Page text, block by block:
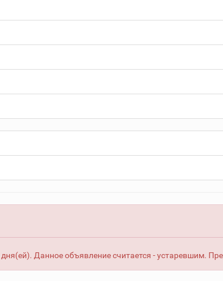
дня(ей). Данное объявление считается - устаревшим.